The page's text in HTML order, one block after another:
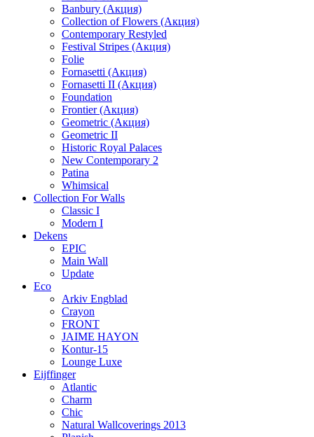
Banbury (Акция)
Collection of Flowers (Акция)
Contemporary Restyled
Festival Stripes (Акция)
Folie
Fornasetti (Акция)
Fornasetti II (Акция)
Foundation
Frontier (Акция)
Geometric (Акция)
Geometric II
Historic Royal Palaces
New Contemporary 2
Patina
Whimsical
Collection For Walls
Classic I
Modern I
Dekens
EPIC
Main Wall
Update
Eco
Arkiv Engblad
Crayon
FRONT
JAIME HAYON
Kontur-15
Lounge Luxe
Eijffinger
Atlantic
Charm
Chic
Natural Wallcoverings 2013